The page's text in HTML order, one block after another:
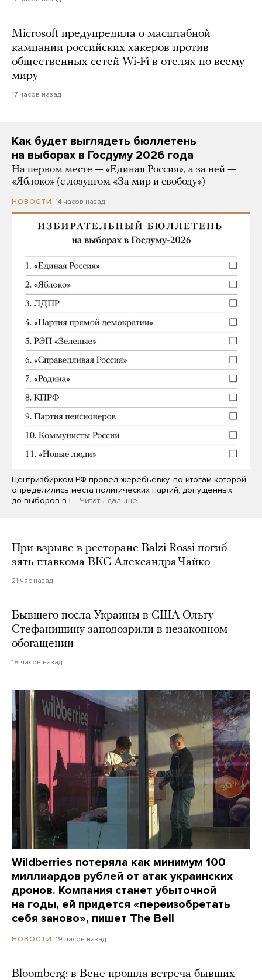
Microsoft предупредила о масштабной
кампании российских хакеров против
общественных сетей Wi-Fi в отелях по всему
миру
17 часов назад
Как будет выглядеть бюллетень
на выборах в Госдуму 2026 года
На первом месте — «Единая Россия», а за ней —
«Яблоко» (с лозунгом «За мир и свободу»)
НОВОСТИ 14 часов назад
Центризбирком РФ провел жеребьевку, по итогам которой
определились места политических партий, допущенных
до выборов в Г… Читать дальше
При взрыве в ресторане Balzi Rossi погиб
зять главкома ВКС Александра Чайко
21 час назад
Бывшего посла Украины в США Ольгу
Стефанишину заподозрили в незаконном
обогащении
18 часов назад
Wildberries потеряла как минимум 100
миллиардов рублей от атак украинских
дронов. Компания станет убыточной
на годы, ей придется «переизобретать
себя заново», пишет The Bell
НОВОСТИ 19 часов назад
Bloomberg: в Вене прошла встреча бывших